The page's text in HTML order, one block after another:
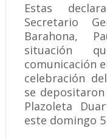
Estas
Secretario
Barahona,
situación
comunicación
celebración
se
Plazoleta
este domingo